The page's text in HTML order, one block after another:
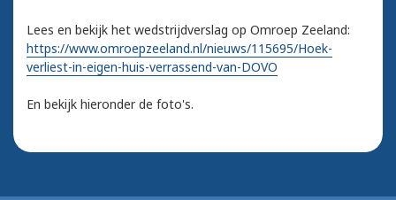
Lees en bekijk het wedstrijdverslag op Omroep Zeeland:
https://www.omroepzeeland.nl/nieuws/115695/Hoek-
verliest-in-eigen-huis-verrassend-van-DOVO
En bekijk hieronder de foto's.